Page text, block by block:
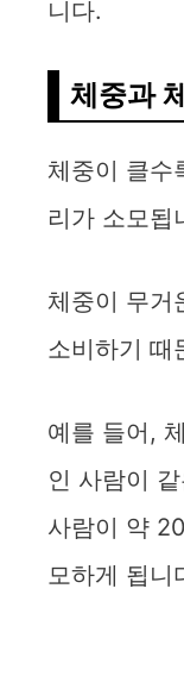
니다.
체중과
체중이 클수
리가 소모됩
체중이 무거
소비하기 때
예를 들어,
인 사람이
사람이 약
모하게 됩니